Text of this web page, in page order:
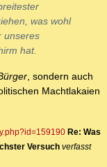
was wohl
unseres
hat.
, sondern auch
Machtlakaien
Re: Was
Versuch verfasst